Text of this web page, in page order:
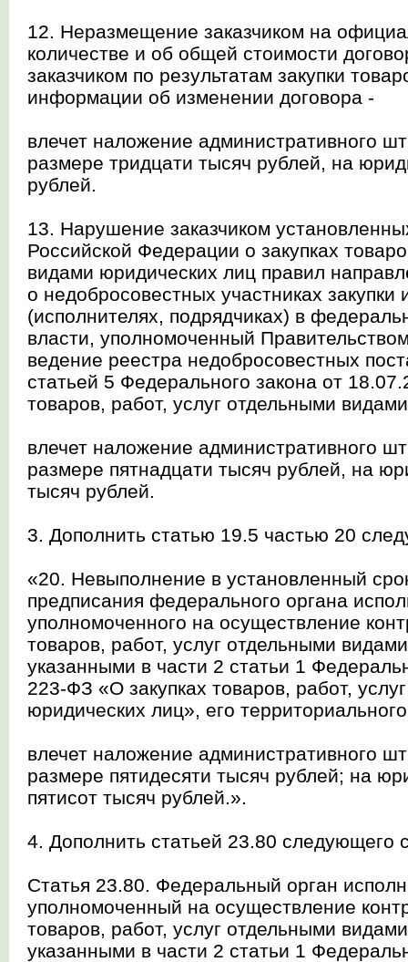
12. Неразмещение заказчиком на
количестве и об общей стоимости
заказчиком по результатам закупки
информации об изменении договора -
влечет наложение административного
размере тридцати тысяч рублей, на
рублей.
13. Нарушение заказчиком
Российской Федерации о закупках
видами юридических лиц правил
о недобросовестных участниках закупки
(исполнителях, подрядчиках) в
власти, уполномоченный
ведение реестра недобросовестных
статьей 5 Федерального закона от
товаров, работ, услуг отдельными
влечет наложение административного
размере пятнадцати тысяч рублей, на
тысяч рублей.
3. Дополнить статью 19.5 частью 20
«20. Невыполнение в установленный
предписания федерального органа
уполномоченного на осуществление
товаров, работ, услуг отдельными
указанными в части 2 статьи 1
223-ФЗ «О закупках товаров, работ,
юридических лиц», его
влечет наложение административного
размере пятидесяти тысяч рублей; на
пятисот тысяч рублей.».
4. Дополнить статьей 23.80 следующего
Статья 23.80. Федеральный орган
уполномоченный на осуществление
товаров, работ, услуг отдельными
указанными в части 2 статьи 1